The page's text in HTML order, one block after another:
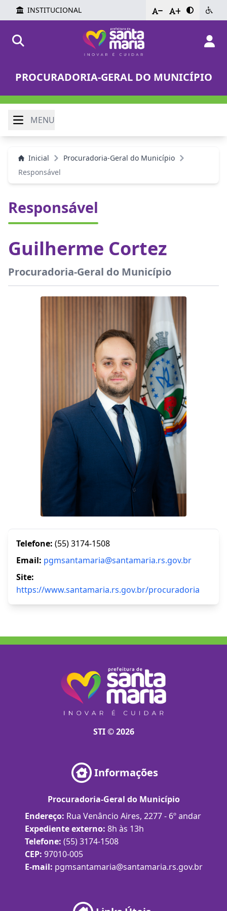
INSTITUCIONAL - +
PROCURADORIA-GERAL DO MUNICÍPIO
MENU
Inicial
Procuradoria-Geral do Município
Responsável
Responsável
Guilherme Cortez
Procuradoria-Geral do Município
Telefone: (55) 3174-1508
Email: pgmsantamaria@santamaria.rs.gov.br
Site:
https://www.santamaria.rs.gov.br/procuradoria
STI © 2026
Informações
Procuradoria-Geral do Município
Endereço: Rua Venâncio Aires, 2277 - 6º andar
Expediente externo: 8h às 13h
Telefone: (55) 3174-1508
CEP: 97010-005
E-mail: pgmsantamaria@santamaria.rs.gov.br